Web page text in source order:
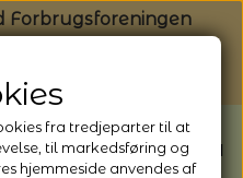
Forbrugsforeningen
har ferielukket* fra
fra tredjeparter til at
til markedsføring og
hjemmeside anvendes af